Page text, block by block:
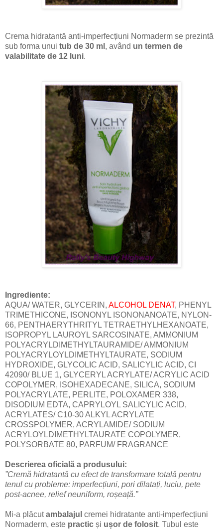
Crema hidratantă anti-imperfecțiuni Normaderm se prezintă
sub forma unui tub de 30 ml , având un termen de
valabilitate de 12 luni.
Ingrediente:
AQUA/ WATER, GLYCERIN, ALCOHOL DENAT, PHENYL
TRIMETHICONE, ISONONYL ISONONANOATE, NYLON-
66, PENTHAERYTHRITYL TETRAETHYLHEXANOATE,
ISOPROPYL LAUROYL SARCOSINATE, AMMONIUM
POLYACRYLDIMETHYLTAURAMIDE/ AMMONIUM
POLYACRYLOYLDIMETHYLTAURATE, SODIUM
HYDROXIDE, GLYCOLIC ACID, SALICYLIC ACID, CI
42090/ BLUE 1, GLYCERYL ACRYLATE/ ACRYLIC ACID
COPOLYMER, ISOHEXADECANE, SILICA, SODIUM
POLYACRYLATE, PERLITE, POLOXAMER 338,
DISODIUM EDTA, CAPRYLOYL SALICYLIC ACID,
ACRYLATES/ C10-30 ALKYL ACRYLATE
CROSSPOLYMER, ACRYLAMIDE/ SODIUM
ACRYLOYLDIMETHYLTAURATE COPOLYMER,
POLYSORBATE 80, PARFUM/ FRAGRANCE
Descrierea oficială a produsului:
”Cremă hidratantă cu efect de transformare totală pentru
tenul cu probleme: imperfecțiuni, pori dilatați, luciu, pete
post-acnee, relief neuniform, roșeață.”
Mi-a plăcutambalajul cremei hidratante anti-imperfecțiuni
Normaderm, este practic și ușor de folosit. Tubul este